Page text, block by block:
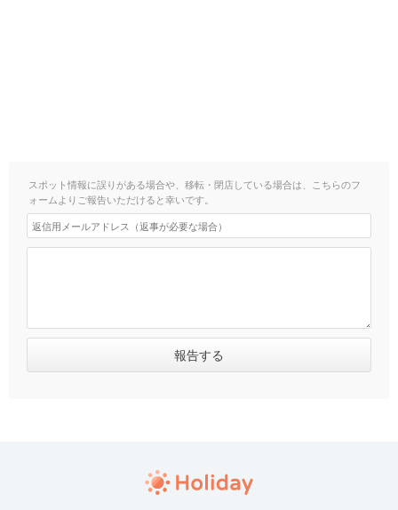
スポット情報に誤りがある場合や、移転・閉店している場合は、こちらのフ
ォームよりご報告いただけると幸いです。